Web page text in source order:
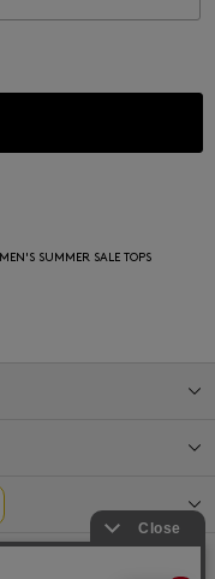
SUMMER SALE TOPS